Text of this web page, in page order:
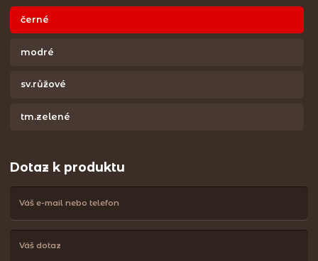
černé
modré
sv.růžové
tm.zelené
Dotaz k produktu